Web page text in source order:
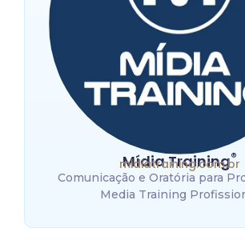
Mídia Training®
midiatraining.com.br
Comunicação e Oratória para
Media Training